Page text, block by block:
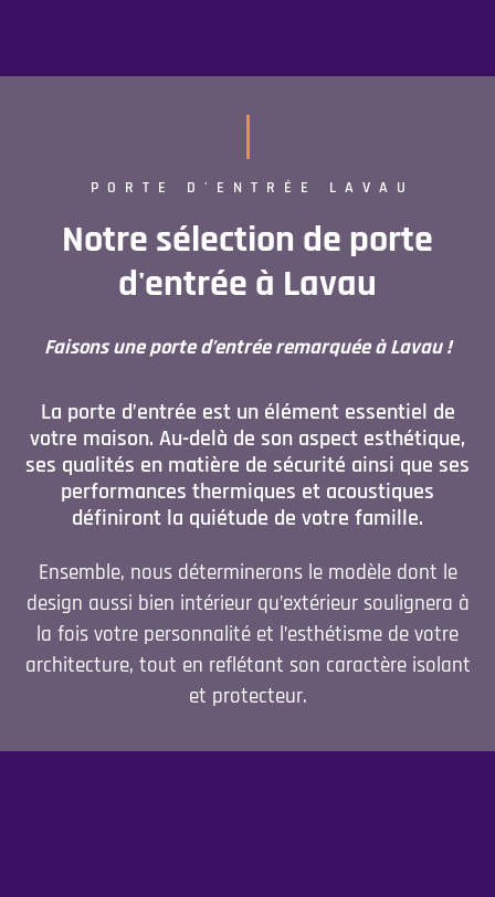
PORTE D'ENTRÉE LAVAU
Notre sélection de porte
d'entrée à Lavau
Faisons une porte d’entrée remarquée à Lavau !
La porte d’entrée est un élément essentiel de
votre maison. Au-delà de son aspect esthétique,
ses qualités en matière de sécurité ainsi que ses
performances thermiques et acoustiques
définiront la quiétude de votre famille.
Ensemble, nous déterminerons le modèle dont le
design aussi bien intérieur qu’extérieur soulignera à
la fois votre personnalité et l’esthétisme de votre
architecture, tout en reflétant son caractère isolant
et protecteur.